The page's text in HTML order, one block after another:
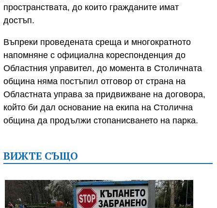
пространствата, до които гражданите имат
достъп.
Въпреки проведената среща и многократното
напомняне с официална кореспонденция до
Областния управител, до момента в Столичната
община няма постъпил отговор от страна на
Областната управа за придвижване на договора,
който би дал основание на екипа на Столична
община да продължи стопанисването на парка.
ВИЖТЕ СЪЩО